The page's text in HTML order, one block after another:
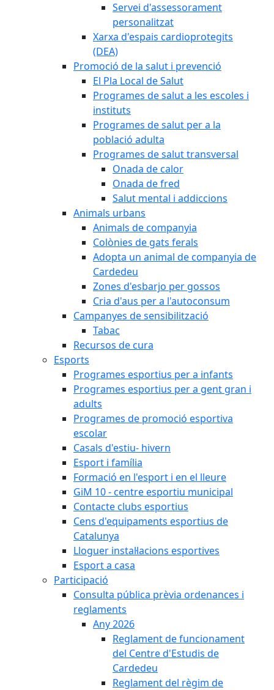
Servei d'assessorament
personalitzat
Xarxa d'espais cardioprotegits
(DEA)
Promoció de la salut i prevenció
El Pla Local de Salut
Programes de salut a les escoles i
instituts
Programes de salut per a la
població adulta
Programes de salut transversal
Onada de calor
Onada de fred
Salut mental i addiccions
Animals urbans
Animals de companyia
Colònies de gats ferals
Adopta un animal de companyia de
Cardedeu
Zones d'esbarjo per gossos
Cria d'aus per a l'autoconsum
Campanyes de sensibilització
Tabac
Recursos de cura
Esports
Programes esportius per a infants
Programes esportius per a gent gran i
adults
Programes de promoció esportiva
escolar
Casals d'estiu- hivern
Esport i família
Formació en l'esport i en el lleure
GiM 10 - centre esportiu municipal
Contacte clubs esportius
Cens d'equipaments esportius de
Catalunya
Lloguer instal·lacions esportives
Esport a casa
Participació
Consulta pública prèvia ordenances i
reglaments
Any 2026
Reglament de funcionament
del Centre d'Estudis de
Cardedeu
Reglament del règim de